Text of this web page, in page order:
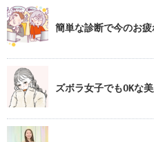
簡単な診断で今のお疲
ズボラ女子でもOKな